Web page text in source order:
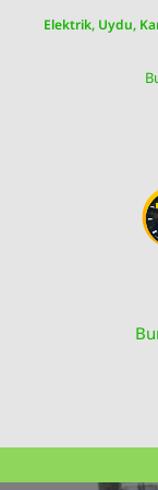
Elektrik, Uydu,